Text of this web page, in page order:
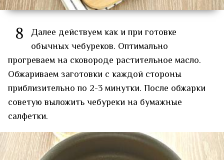
8
Далее действуем как и при готовке
обычных чебуреков. Оптимально
прогреваем на сковороде растительное масло.
Обжариваем заготовки с каждой стороны
приблизительно по 2-3 минутки. После обжарки
советую выложить чебуреки на бумажные
салфетки.